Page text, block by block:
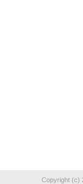
Copyright (c)